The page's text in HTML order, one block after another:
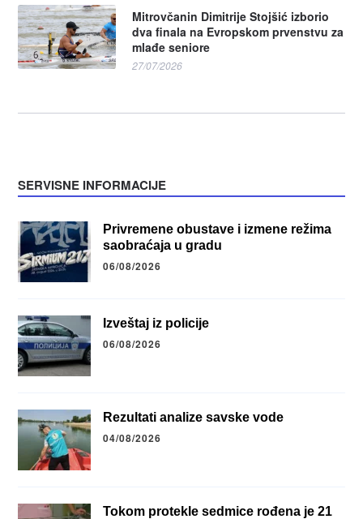
Mitrovčanin Dimitrije Stojšić izborio
dva finala na Evropskom prvenstvu za
mlađe seniore
27/07/2026
SERVISNE INFORMACIJE
Privremene obustave i izmene režima
saobraćaja u gradu
06/08/2026
Izveštaj iz policije
06/08/2026
Rezultati analize savske vode
04/08/2026
Tokom protekle sedmice rođena je 21